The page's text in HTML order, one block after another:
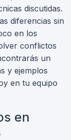
discutidas.
diferencias sin
en los
conflictos
un
y ejemplos
en tu equipo
en